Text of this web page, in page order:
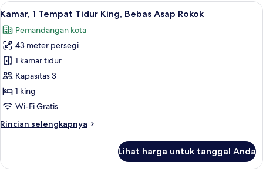
kamar
Bebas
Asap
Rokok
Lihat
semua
foto
untuk
Kamar,
1
Tempat
Tidur
Bebas
Kamar, 1 Tempat Tidur King, Bebas
6
Kamar, 1 Tempat Tidur King, Bebas Asap Rokok
Pemandangan kota
43 meter persegi
1 kamar tidur
Kapasitas 3
1 king
Wi-Fi Gratis
Rincian selengkapnya
Rincian
Kamar,
Lihat harga untuk tanggal Anda